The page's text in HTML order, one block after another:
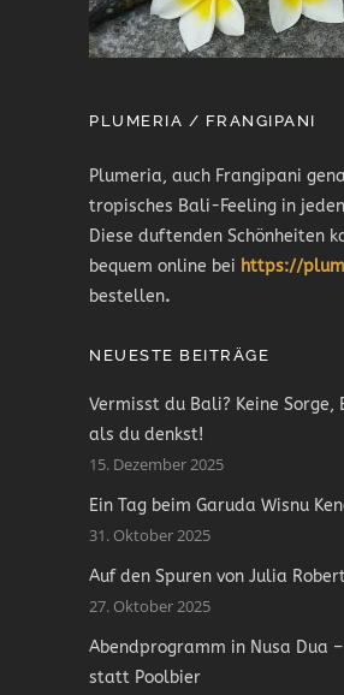
PLUMERIA / FRANGIPANI
Plumeria, auch Frangipani
tropisches Bali-Feeling in
Diese duftenden Schönheiten
bequem online bei https://
bestellen.
NEUESTE BEITRÄGE
Vermisst du Bali? Keine
als du denkst!
15. Dezember 2025
Ein Tag beim Garuda Wisnu
31. Oktober 2025
Auf den Spuren von Julia
27. Oktober 2025
Abendprogramm in Nusa Dua
statt Poolbier